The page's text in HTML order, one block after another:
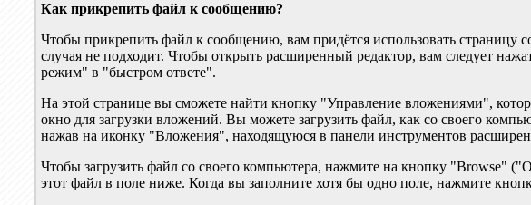
Как прикрепить файл к сообщению?
Чтобы прикрепить файл к сообщению, вам придётся использовать
случая не подходит. Чтобы открыть расширенный редактор, вам следует
режим" в "быстром ответе".
На этой странице вы сможете найти кнопку "Управление вложениями",
окно для загрузки вложений. Вы можете загрузить файл, как со своего
нажав на иконку "Вложения", находящуюся в панели инструментов
Чтобы загрузить файл со своего компьютера, нажмите на кнопку "Browse"
этот файл в поле ниже. Когда вы заполните хотя бы одно поле, нажмите